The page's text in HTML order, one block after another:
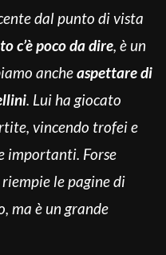
dal punto di vista
c’è poco da dire, è un
ancheaspettare di
. Lui ha giocato
vincendo trofei e
importanti. Forse
riempie le pagine di
ma è un grande